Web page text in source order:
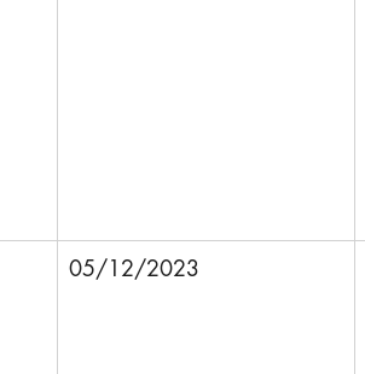
05/12/2023